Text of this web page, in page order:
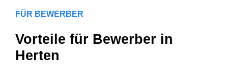
FÜR BEWERBER
Vorteile für Bewerber in
Herten